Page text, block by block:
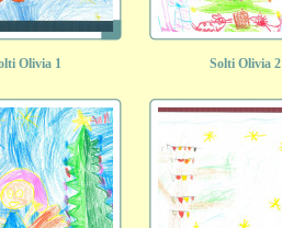
Olivia 1 Solti Olivia 2